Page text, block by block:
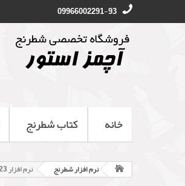
09966002291-93
خانه کتاب شطرنج
نرم افزار شطرنج نرم افزار Opening Encyclopaedia 2023